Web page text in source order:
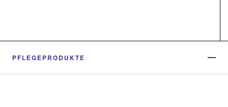
PFLEGEPRODUKTE